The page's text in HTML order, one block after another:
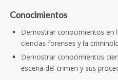
Conocimientos
Demostrar conocimientos en
ciencias forenses y la
Demostrar conocimientos
escena del crimen y sus